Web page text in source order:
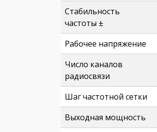
Стабильность
частоты ±
Рабочее напряжение
Число каналов
радиосвязи
Шаг частотной сетки
Выходная мощность